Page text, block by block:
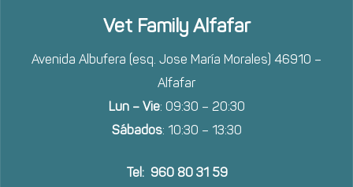
Vet Family Alfafar
Avenida Albufera (esq. Jose María Morales) 46910 –
Alfafar
Lun – Vie: 09:30 – 20:30
Sábados: 10:30 – 13:30
Tel: 960 80 31 59